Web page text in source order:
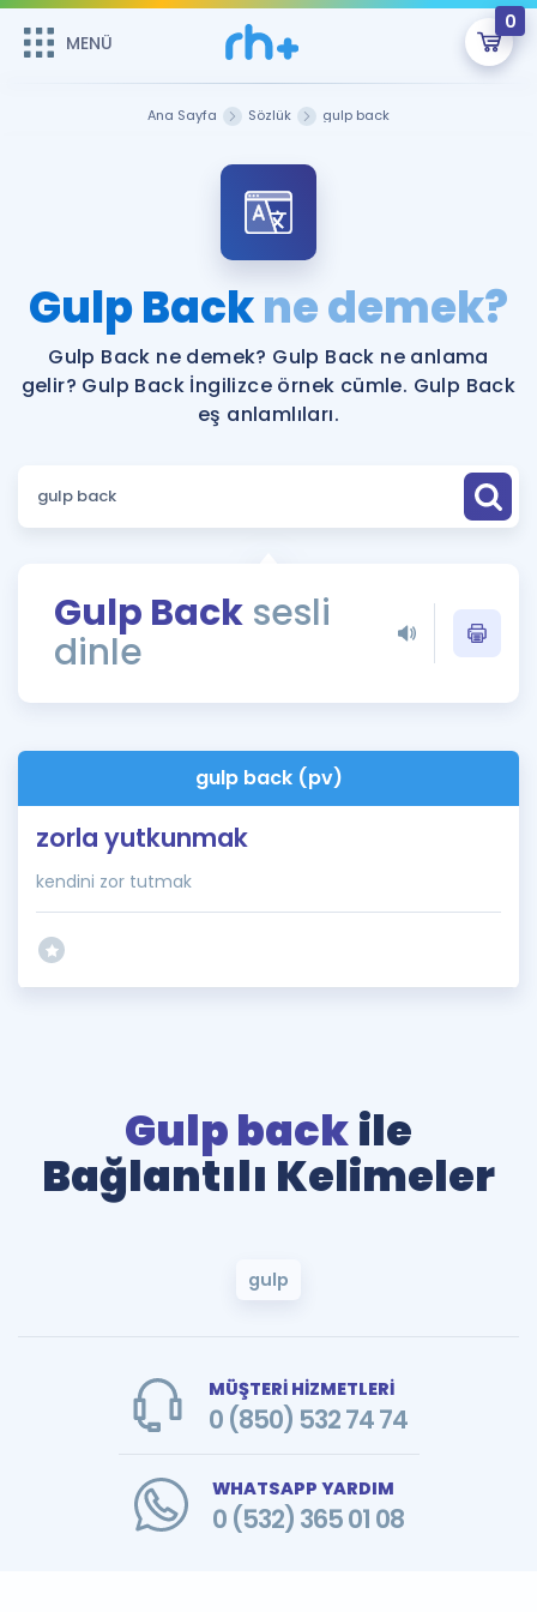
MENÜ
0
ÜYE DEĞİLİM
Sepetin Şu An Boş.
Remzi Hoca ile seni sınava hazırlayacak onlarca eğitim seni
bekliyor!
MENÜ
Katılımcı Görüşleri
Faydalı Araçlar
Sözlük
Rehberlik Aracı
ÖSYM Sınav Takvimi
İngilizce Gramer
Hakkımızda
Ana Sayfa Sözlük gulp back
Gulp Backne demek?
Gulp Back ne demek? Gulp Back ne anlama
gelir? Gulp Back İngilizce örnek cümle. Gulp Back
eş anlamlıları.
Gulp Back sesli
dinle
gulp back (pv)
zorla yutkunmak
kendini zor tutmak
Gulp backile
Bağlantılı Kelimeler
gulp
MÜŞTERİ HİZMETLERİ
0 (850) 532 74 74
WHATSAPP YARDIM
0 (532) 365 01 08